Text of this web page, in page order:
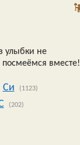
улыбки не
посмеёмся вместе!
Си (1123)
(202)